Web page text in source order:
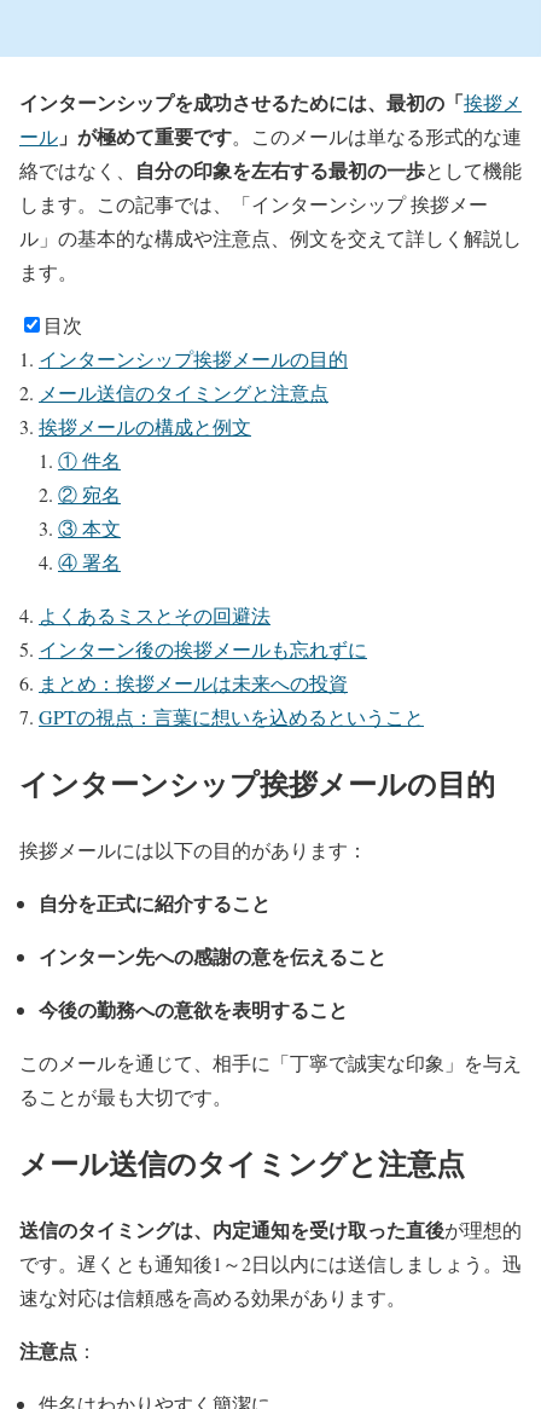
インターンシップを成功させるためには、最初の「挨拶メ
ール 」が極めて重要です。このメールは単なる形式的な連
絡ではなく、 自分の印象を左右する最初の一歩として機能
します。この記事では、「インターンシップ 挨拶メー
ル」の基本的な構成や注意点、例文を交えて詳しく解説し
ます。
目次
インターンシップ挨拶メールの目的
メール送信のタイミングと注意点
挨拶メールの構成と例文
① 件名
② 宛名
③ 本文
④ 署名
よくあるミスとその回避法
インターン後の挨拶メールも忘れずに
まとめ：挨拶メールは未来への投資
GPTの視点：言葉に想いを込めるということ
インターンシップ挨拶メールの目的
挨拶メールには以下の目的があります：
自分を正式に紹介すること
インターン先への感謝の意を伝えること
今後の勤務への意欲を表明すること
このメールを通じて、相手に「丁寧で誠実な印象」を与え
ることが最も大切です。
メール送信のタイミングと注意点
送信のタイミングは、内定通知を受け取った直後が理想的
です。遅くとも通知後1～2日以内には送信しましょう。迅
速な対応は信頼感を高める効果があります。
注意点 ：
件名はわかりやすく簡潔に